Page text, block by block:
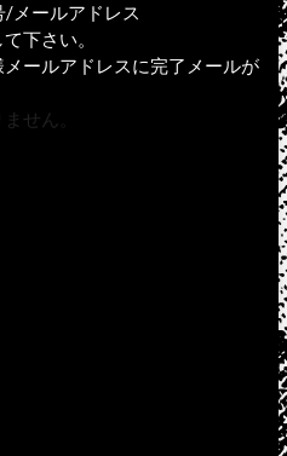
メールアドレス
下さい。
ールアドレスに完了メールが
せん。